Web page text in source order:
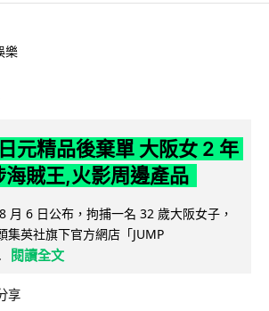
樂
元精品後棄單 大阪女 2 年
海賊王,火影周邊產品
月 6 日公布，拘捕一名 32 歲大阪女子，
集英社旗下官方網店「JUMP
閱讀全文
享